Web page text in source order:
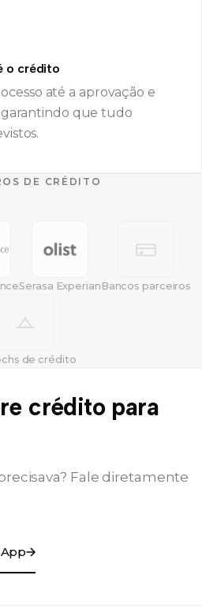
o crédito
até a aprovação e
garantindo que tudo
DE CRÉDITO
Serasa Experian Bancos parceiros
de crédito
crédito para
Fale diretamente